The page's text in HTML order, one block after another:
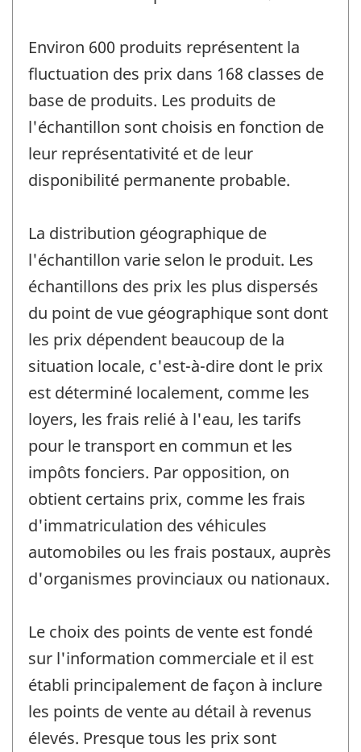
Environ 600 produits représentent la
fluctuation des prix dans 168 classes de
base de produits. Les produits de
l'échantillon sont choisis en fonction de
leur représentativité et de leur
disponibilité permanente probable.
La distribution géographique de
l'échantillon varie selon le produit. Les
échantillons des prix les plus dispersés
du point de vue géographique sont dont
les prix dépendent beaucoup de la
situation locale, c'est-à-dire dont le prix
est déterminé localement, comme les
loyers, les frais relié à l'eau, les tarifs
pour le transport en commun et les
impôts fonciers. Par opposition, on
obtient certains prix, comme les frais
d'immatriculation des véhicules
automobiles ou les frais postaux, auprès
d'organismes provinciaux ou nationaux.
Le choix des points de vente est fondé
sur l'information commerciale et il est
établi principalement de façon à inclure
les points de vente au détail à revenus
élevés. Presque tous les prix sont